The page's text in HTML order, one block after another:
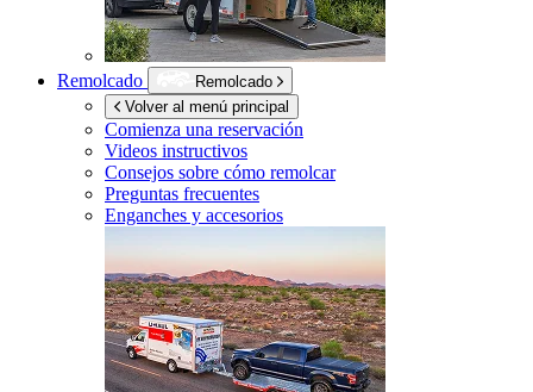
Remolcado
Remolcado
Volver al menú principal
Comienza una reservación
Videos instructivos
Consejos sobre cómo remolcar
Preguntas frecuentes
Enganches y accesorios